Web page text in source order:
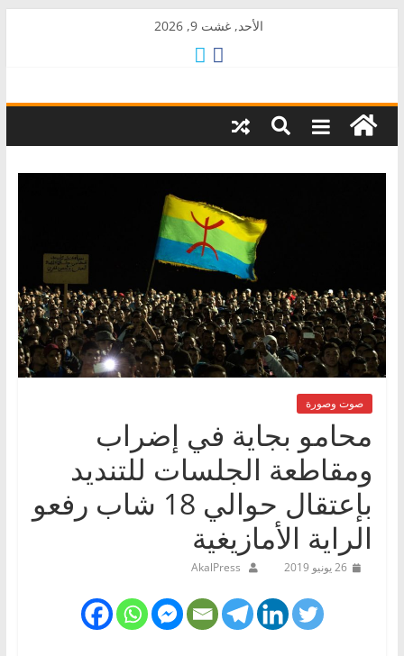
الأحد, غشت 9, 2026
AkalPress
منبر
صوت وصورة
محامو بجاية في إضراب
ومقاطعة الجلسات للتنديد
بإعتقال حوالي 18 شاب رفعو
الراية الأمازيغية
26 يونيو 2019 AkalPress